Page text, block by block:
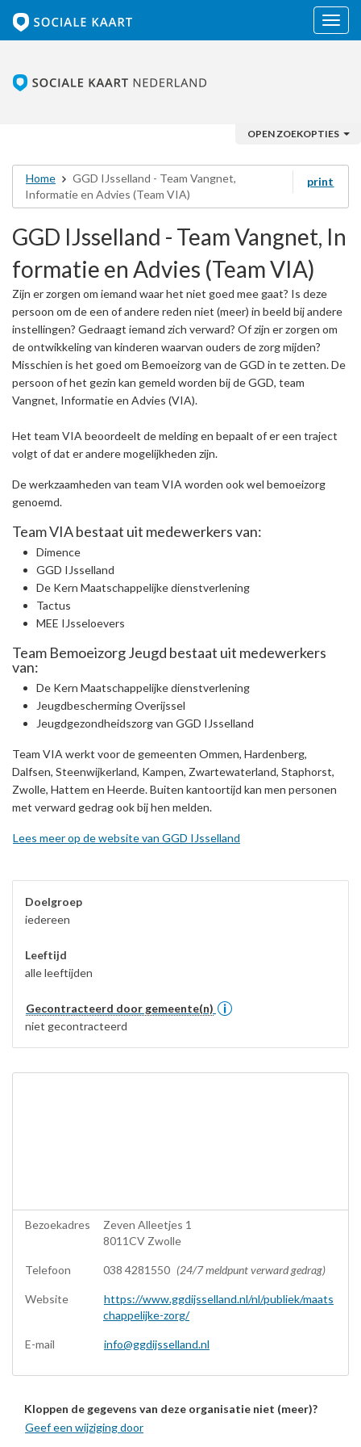
OPEN ZOEKOPTIES
Home
GGD IJsselland - Team Vangnet,
Informatie en Advies (Team VIA)
print
GGD IJsselland - Team Vangnet, In
formatie en Advies (Team VIA)
Zijn er zorgen om iemand waar het niet goed mee gaat? Is deze
persoon om de een of andere reden niet (meer) in beeld bij andere
instellingen? Gedraagt iemand zich verward? Of zijn er zorgen om
de ontwikkeling van kinderen waarvan ouders de zorg mijden?
Misschien is het goed om Bemoeizorg van de GGD in te zetten. De
persoon of het gezin kan gemeld worden bij de GGD, team
Vangnet, Informatie en Advies (VIA).
Het team VIA beoordeelt de melding en bepaalt of er een traject
volgt of dat er andere mogelijkheden zijn.
De werkzaamheden van team VIA worden ook wel bemoeizorg
genoemd.
Team VIA bestaat uit medewerkers van:
Dimence
GGD IJsselland
De Kern Maatschappelijke dienstverlening
Tactus
MEE IJsseloevers
Team Bemoeizorg Jeugd bestaat uit medewerkers
van:
De Kern Maatschappelijke dienstverlening
Jeugdbescherming Overijssel
Jeugdgezondheidszorg van GGD IJsselland
Team VIA werkt voor de gemeenten Ommen, Hardenberg,
Dalfsen, Steenwijkerland, Kampen, Zwartewaterland, Staphorst,
Zwolle, Hattem en Heerde. Buiten kantoortijd kan men personen
met verward gedrag ook bij hen melden.
Lees meer op de website van GGD IJsselland
Doelgroep
iedereen
Leeftijd
alle leeftijden
Gecontracteerd door gemeente(n)
niet gecontracteerd
Bezoekadres
Zeven Alleetjes 1
8011CV Zwolle
Telefoon 038 4281550 (24/7 meldpunt verward gedrag)
Website
https://www.ggdijsselland.nl/nl/publiek/maats
chappelijke-zorg/
E-mail info@ggdijsselland.nl
Kloppen de gegevens van deze organisatie niet (meer)?
Geef een wijziging door